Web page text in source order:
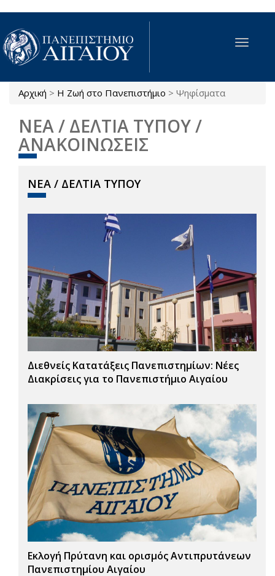
Παράκαμψη προς το κυρίως περιεχόμενο
Toggle
Είστε εδώ
Αρχική > Η Ζωή στο Πανεπιστήμιο > Ψηφίσματα
ΝΕΑ / ΔΕΛΤΙΑ ΤΥΠΟΥ /
ΑΝΑΚΟΙΝΩΣΕΙΣ
ΝΕΑ / ΔΕΛΤΙΑ ΤΥΠΟΥ
Διεθνείς Κατατάξεις Πανεπιστημίων: Νέες
Διακρίσεις για το Πανεπιστήμιο Αιγαίου
Εκλογή Πρύτανη και ορισμός Αντιπρυτάνεων
Πανεπιστημίου Αιγαίου